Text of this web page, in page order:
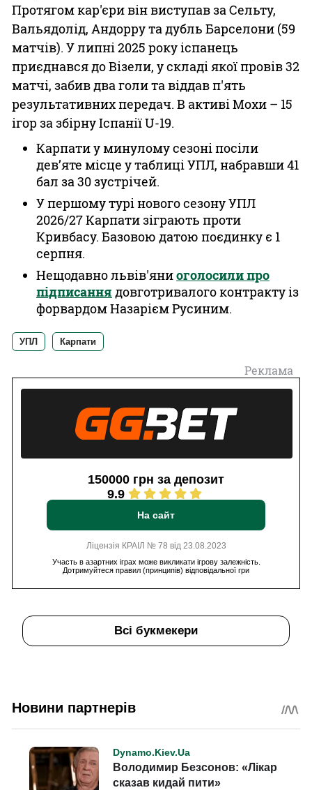
Протягом кар'єри він виступав за Сельту,
Вальядолід, Андорру та дубль Барселони (59
матчів). У липні 2025 року іспанець
приєднався до Візели, у складі якої провів 32
матчі, забив два голи та віддав п'ять
результативних передач. В активі Мохи – 15
ігор за збірну Іспанії U-19.
Карпати у минулому сезоні посіли
дев’яте місце у таблиці УПЛ, набравши 41
бал за 30 зустрічей.
У першому турі нового сезону УПЛ
2026/27 Карпати зіграють проти
Кривбасу. Базовою датою поєдинку є 1
серпня.
Нещодавно львів'яниоголосили про
підписання довготривалого контракту із
форвардом Назарієм Русиним.
УПЛ Карпати
Реклама
150000 грн за депозит
9.9
На сайт
Ліцензія КРАІЛ № 78 від 23.08.2023
Участь в азартних іграх може викликати ігрову залежність.
Дотримуйтеся правил (принципів) відповідальної гри
Всі букмекери